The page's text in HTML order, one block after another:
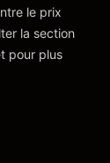
le prix
la section
pour plus